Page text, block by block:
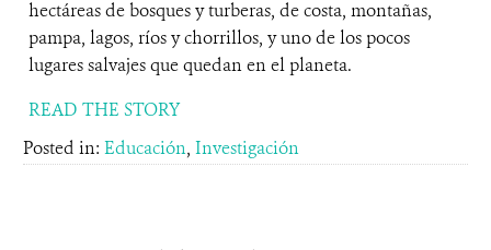
hectáreas de bosques y turberas, de costa, montañas,
pampa, lagos, ríos y chorrillos, y uno de los pocos
lugares salvajes que quedan en el planeta.
READ THE STORY
Posted in: Educación, Investigación